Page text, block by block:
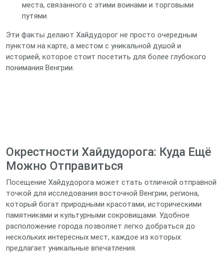
места, связанного с этими воинами и торговыми
путями.
Эти факты делают Хайдудорог не просто очередным
пунктом на карте, а местом с уникальной душой и
историей, которое стоит посетить для более глубокого
понимания Венгрии.
Окрестности Хайдудорога: Куда Ещё
Можно Отправиться
Посещение Хайдудорога может стать отличной отправной
точкой для исследования восточной Венгрии, региона,
который богат природными красотами, историческими
памятниками и культурными сокровищами. Удобное
расположение города позволяет легко добраться до
нескольких интересных мест, каждое из которых
предлагает уникальные впечатления.